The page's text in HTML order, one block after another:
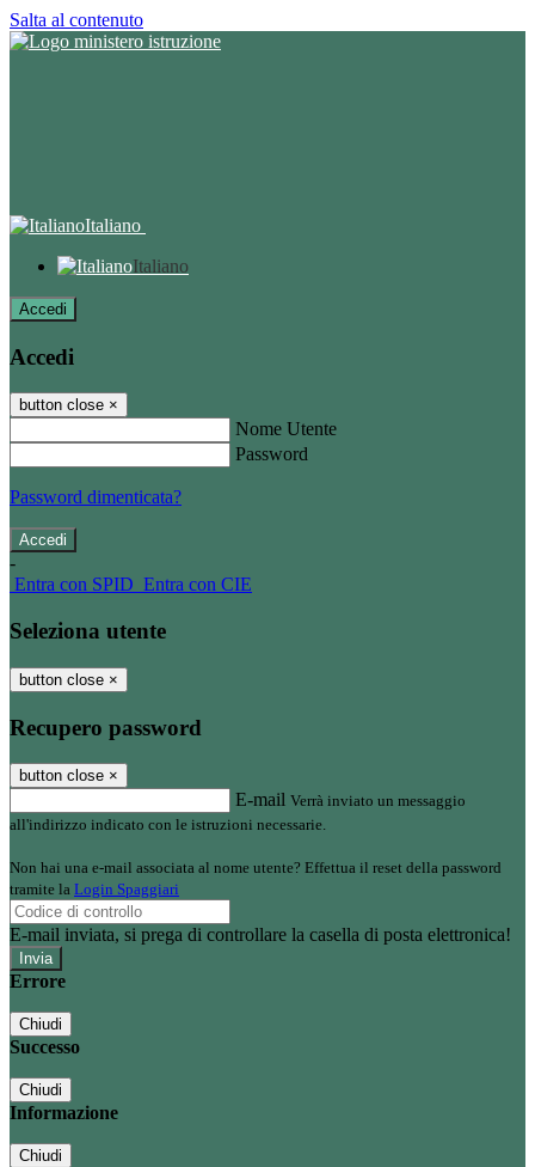
Salta al contenuto
Italiano
Italiano
Accedi
Accedi
button close ×
Nome Utente
Password
Password dimenticata?
-
Entra con SPID Entra con CIE
Seleziona utente
button close ×
Recupero password
button close ×
E-mail Verrà inviato un messaggio
all'indirizzo indicato con le istruzioni necessarie.
Non hai una e-mail associata al nome utente? Effettua il reset della password
tramite la Login Spaggiari
E-mail inviata, si prega di controllare la casella di posta elettronica!
Errore
Chiudi
Successo
Chiudi
Informazione
Chiudi